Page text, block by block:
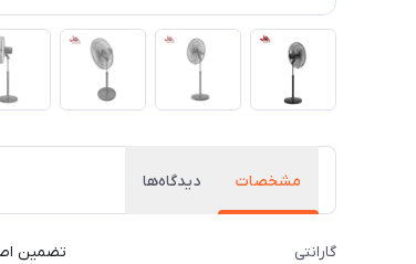
مشخصات دیدگاه‌ها
گارانتی تضمین